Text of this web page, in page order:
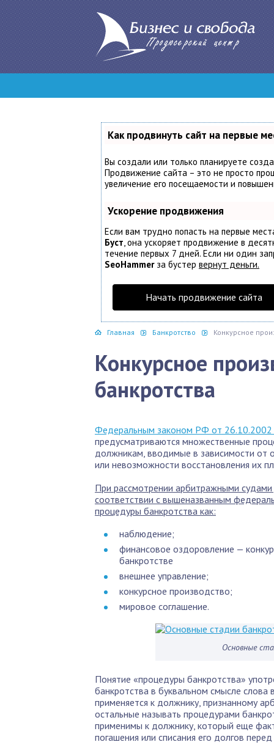
Как продвинуть сайт на первые
Вы создали или только планируете
Продвижение сайта – это не просто
увеличение его посещаемости и
Ускорение продвижения
Если вам трудно попасть на первые
Буст, она ускоряет продвижение в
течение первых 7 дней. Если ни один
SeoHammerза бустер вернут деньги.
Начать продвижение сайта
Главная Банкротство Конкурсное
Конкурсное
банкротства
Федеральным законом РФ от 26.10.2002
предусматриваются множественные
должникам, вводимые в зависимости от
или невозможности восстановления их
При рассмотрении арбитражными
соответствии с вышеназванным
процедуры банкротства как:
наблюдение;
финансовое оздоровление —
банкротстве
внешнее управление;
конкурсное производство;
мировое соглашение.
Основные
Понятие «процедуры банкротства»
банкротства в буквальном смысле слова
применяется к должнику, признанному
остальные называть процедурами
применимы к должнику, который еще
погашения или списания его долгов